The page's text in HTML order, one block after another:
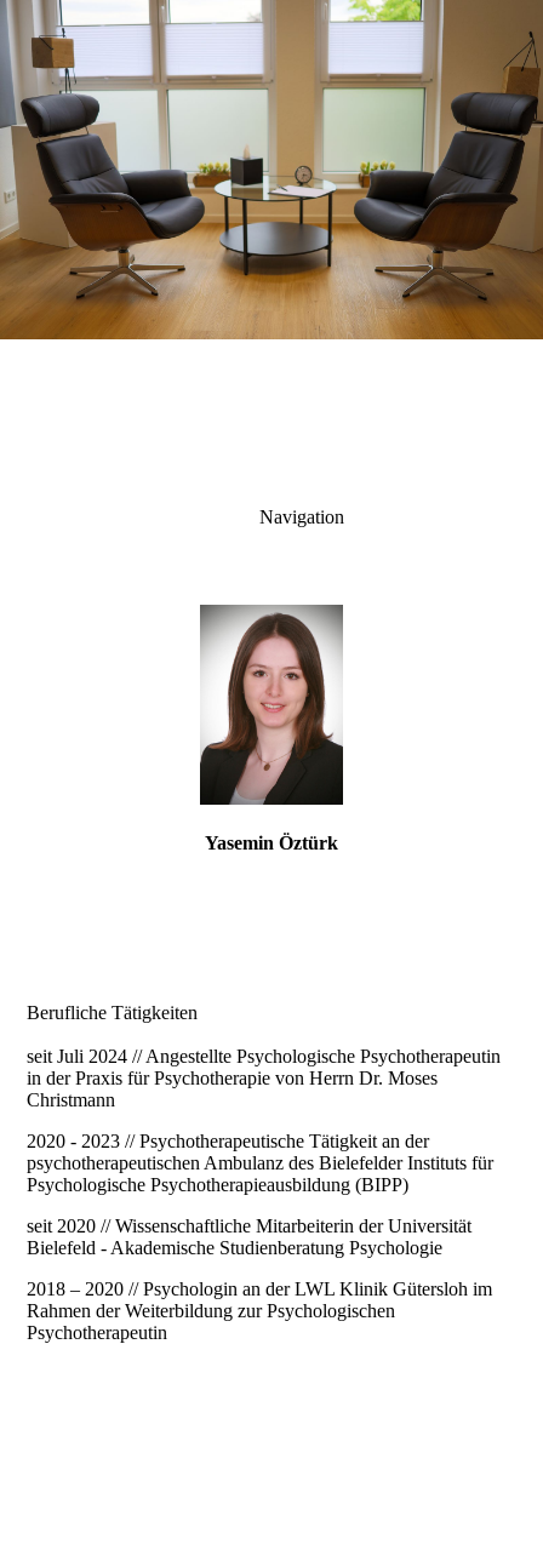
Navigation
Yasemin Öztürk
Berufliche Tätigkeiten
seit Juli 2024 // Angestellte Psychologische Psychotherapeutin
in der Praxis für Psychotherapie von Herrn Dr. Moses
Christmann
2020 - 2023 // Psychotherapeutische Tätigkeit an der
psychotherapeutischen Ambulanz des Bielefelder Instituts für
Psychologische Psychotherapieausbildung (BIPP)
seit 2020 // Wissenschaftliche Mitarbeiterin der Universität
Bielefeld - Akademische Studienberatung Psychologie
2018 – 2020 // Psychologin an der LWL Klinik Gütersloh im
Rahmen der Weiterbildung zur Psychologischen
Psychotherapeutin